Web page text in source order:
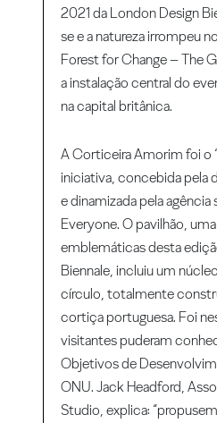
2021 da London Design
se e a natureza irrompeu
Forest for Change – The
a instalação central do
na capital britânica.
A Corticeira Amorim foi o
iniciativa, concebida pela
e dinamizada pela
Everyone. O pavilhão,
emblemáticas desta
Biennale, incluiu um
círculo, totalmente
cortiça portuguesa. Foi
visitantes puderam
Objetivos de
ONU. Jack Headford,
Studio, explica: